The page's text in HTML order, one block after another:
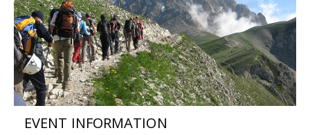
EVENT INFORMATION